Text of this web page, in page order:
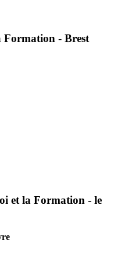
- Brest
et la Formation - le